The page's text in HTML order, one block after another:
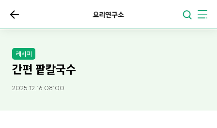
요리연구소
레시피
간편 팥칼국수
2025.12.16 08:00